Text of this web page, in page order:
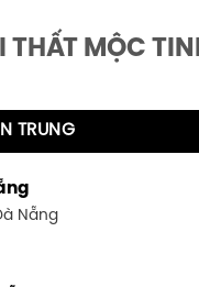
THẤT MỘC
TRUNG
Nẵng